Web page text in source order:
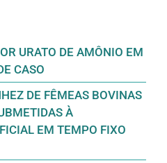
URATO DE AMÔNIO EM
CASO
DE FÊMEAS BOVINAS
À
EM TEMPO FIXO